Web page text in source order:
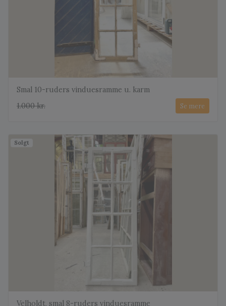
Smal 10-ruders vinduesramme u. karm
1.000 kr.
Se mere
Solgt
Velholdt, smal 8-ruders vinduesramme